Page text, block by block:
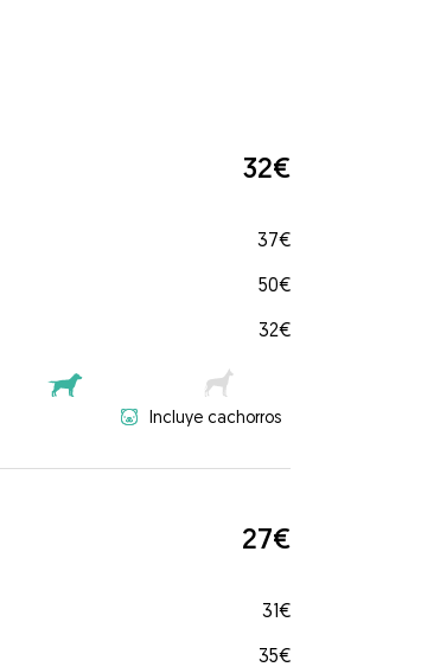
32€
37€
50€
32€
Incluye cachorros
27€
31€
35€